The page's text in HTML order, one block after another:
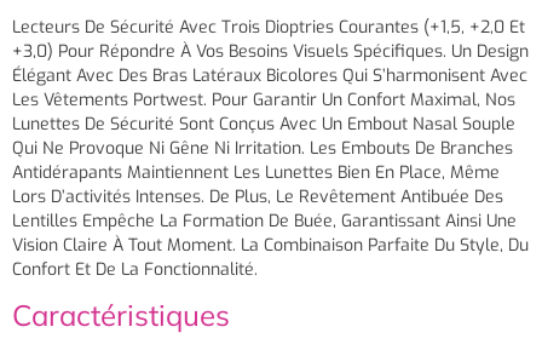
Lecteurs De Sécurité Avec Trois Dioptries Courantes (+1,5, +2,0 Et
+3,0) Pour Répondre À Vos Besoins Visuels Spécifiques. Un Design
Élégant Avec Des Bras Latéraux Bicolores Qui S’harmonisent Avec
Les Vêtements Portwest. Pour Garantir Un Confort Maximal, Nos
Lunettes De Sécurité Sont Conçus Avec Un Embout Nasal Souple
Qui Ne Provoque Ni Gêne Ni Irritation. Les Embouts De Branches
Antidérapants Maintiennent Les Lunettes Bien En Place, Même
Lors D’activités Intenses. De Plus, Le Revêtement Antibuée Des
Lentilles Empêche La Formation De Buée, Garantissant Ainsi Une
Vision Claire À Tout Moment. La Combinaison Parfaite Du Style, Du
Confort Et De La Fonctionnalité.
Caractéristiques